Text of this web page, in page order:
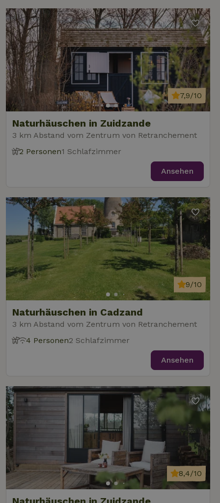
Naturhäuschen in Zuidzande
3 km Abstand vom Zentrum von Retranchement
7,9/10
2 Personen1 Schlafzimmer
Ansehen
Naturhäuschen in Cadzand
3 km Abstand vom Zentrum von Retranchement
9/10
4 Personen2 Schlafzimmer
Ansehen
8,4/10